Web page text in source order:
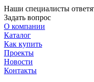
Наши специалисты
Задать вопрос
О компании
Каталог
Как купить
Проекты
Новости
Контакты